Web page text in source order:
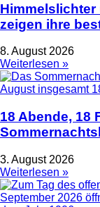
Himmelslichter
zeigen ihre
8. August 2026
Weiterlesen »
18 Abende, 18
3. August 2026
Weiterlesen »